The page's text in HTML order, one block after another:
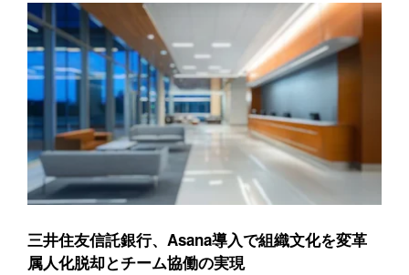
三井住友信託銀行、Asana導入で組織文化を変革
属人化脱却とチーム協働の実現